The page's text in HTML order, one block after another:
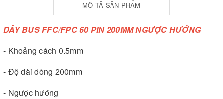
MÔ TẢ SẢN PHẨM
DÂY BUS FFC/FPC 60 PIN 200MM NGƯỢC HƯỚNG
- Khoảng cách 0.5mm
- Độ dài dòng 200mm
- Ngược hướng